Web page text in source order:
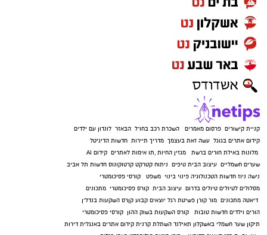
קניית קישורים פרסום מאמרים השכרת רכב בחו"ל הבאזר לונדון עם ילדים
קידום אתרים בגוגל עשה זאת בעצמך מדריך תיירות חדשות הדיגיטל
מלונות באילת חורים ברשת מגזין החיות ,תו אימות לאתרים קידום AI
שערים חשמליים עיצוב הבית טיפים ניתוח קטרקט קרטוקונוס חדשות תל אביב
נישה ניוז חדשות הטכנולוגיה פינוי בינוי משפט
קורסי פסיכומטרי
מסלולים לטיולים טיולים בדרום עיצוב הבית קורס פסיכומטרי מתכונים
דיאטה מתכונים מור קורן פשיטת רגל יוצאים קבוע קןרס השקעות בנדל"ן
הורים וילדים חדשות טובות קורס השקעות בשוק ההון קורסי פסיכומטרי
תיקון שער חשמלי באשקלון תאילנד השתלת קרנית קידום אתרים באנגלית דירות